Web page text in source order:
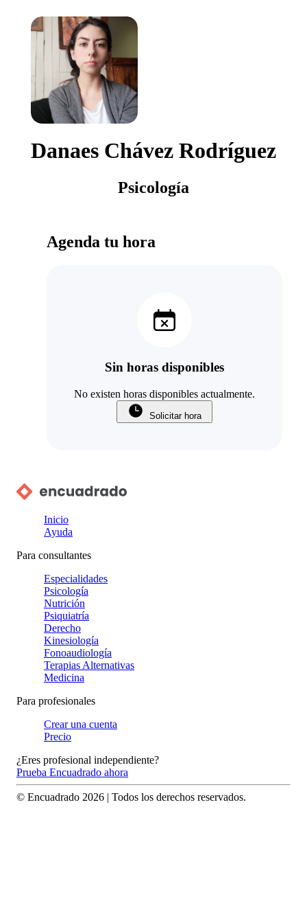
Danaes Chávez Rodríguez
Psicología
Agenda tu hora
Sin horas disponibles
No existen horas disponibles actualmente.
Solicitar hora
Inicio
Ayuda
Para consultantes
Especialidades
Psicología
Nutrición
Psiquiatría
Derecho
Kinesiología
Fonoaudiología
Terapias Alternativas
Medicina
Para profesionales
Crear una cuenta
Precio
¿Eres profesional independiente?
Prueba Encuadrado ahora
© Encuadrado 2026 | Todos los derechos reservados.